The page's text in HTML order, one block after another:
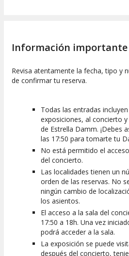
Información importante
Revisa atentamente la fecha, tipo y
de confirmar tu reserva.
Todas las entradas
exposiciones, al concierto
de Estrella Damm. ¡Debes
las 17:50 para tomarte tu
No está permitido el
del concierto.
Las localidades tienen un
orden de las reservas. No
ningún cambio de
los asientos.
El acceso a la sala del
17:50 a 18h. Una vez
podrá acceder a la sala.
La exposición se puede
después del concierto,